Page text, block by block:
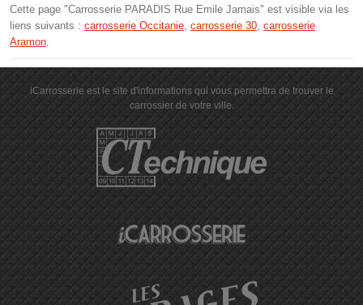
Cette page "Carrosserie PARADIS Rue Emile Jamais" est visible via les
liens suivants : carrosserie Occitanie carrosserie 30 carrosserie
Aramon
iCarrosserie est le site d'informations qui vous permettra de trouver le
carrossier de votre ville.